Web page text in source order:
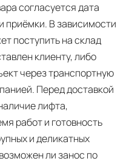
согласуется дата
приёмки. В зависимости
поступить на склад
клиенту, либо
через транспортную
Перед доставкой
лифта,
работ и готовность
и деликатных
ли занос по